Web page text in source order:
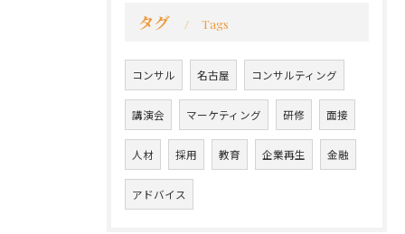
タグ Tags
コンサル 名古屋 コンサルティング
講演会 マーケティング 研修 面接
人材 採用 教育 企業再生 金融
アドバイス